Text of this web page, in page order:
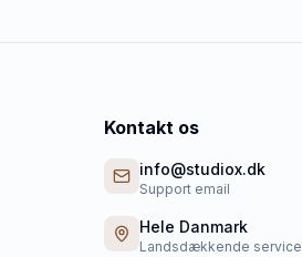
Kontakt os
info@studiox.dk
Support email
Hele Danmark
Landsdækkende service